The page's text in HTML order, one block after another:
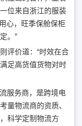
位来自浙江的服装
心，旺季保舱保柜
。”
评价道：“时效在合
足高货值货物对时
服务商，是跨境电
量物流商的资质、
科学定制物流方